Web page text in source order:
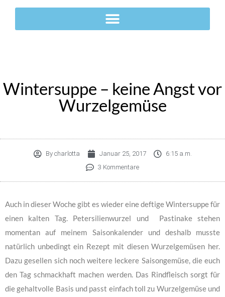
Wintersuppe – keine Angst vor
Wurzelgemüse
Bycharlotta Januar 25, 2017
6:15 a.m.
3 Kommentare
Auch in dieser Woche gibt es wieder eine deftige Wintersuppe für
einen kalten Tag. Petersilienwurzel und Pastinake stehen
momentan auf meinem Saisonkalender und deshalb musste
natürlich unbedingt ein Rezept mit diesen Wurzelgemüsen her.
Dazu gesellen sich noch weitere leckere Saisongemüse, die euch
den Tag schmackhaft machen werden. Das Rindfleisch sorgt für
die gehaltvolle Basis und passt einfach toll zu Wurzelgemüse und